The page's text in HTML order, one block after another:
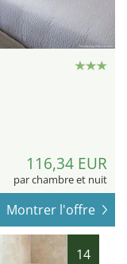
116,34 EUR
par chambre et nuit
Montrer l'offre
14